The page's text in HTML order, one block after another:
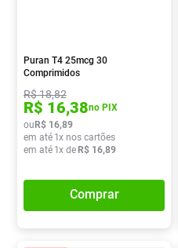
Puran T4 25mcg 30
Comprimidos
R$18,82
R$ 16,38no PIX
ouR$ 16,89
em até 1x nos cartões
em até 1x deR$ 16,89
Comprar